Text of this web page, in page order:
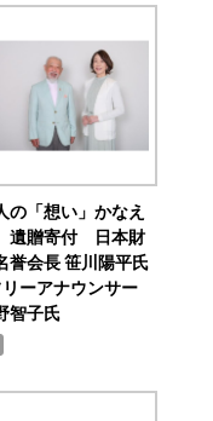
の「想い」かなえ
贈寄付 日本財
誉会長 笹川陽平氏
ーアナウンサー
智子氏